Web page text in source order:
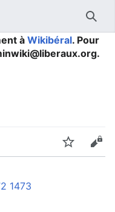
à Wikibéral. Pour
Suivre
1473